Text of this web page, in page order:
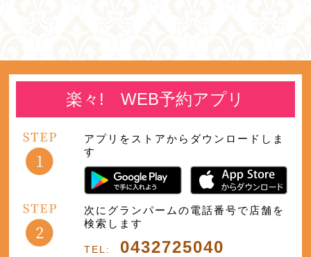
楽々! WEB予約アプリ
アプリをストアからダウンロードしま
す
次にグランパームの電話番号で店舗を
検索します
TEL: 0432725040